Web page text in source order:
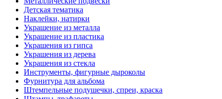
Детская тематика
Наклейки, натирки
Украшение из металла
Украшение из пластика
Украшения из гипса
Украшения из дерева
Украшения из стекла
Инструменты, фигурные дыроколы
Фурнитура для альбома
Штемпельные подушечки, спреи, краска